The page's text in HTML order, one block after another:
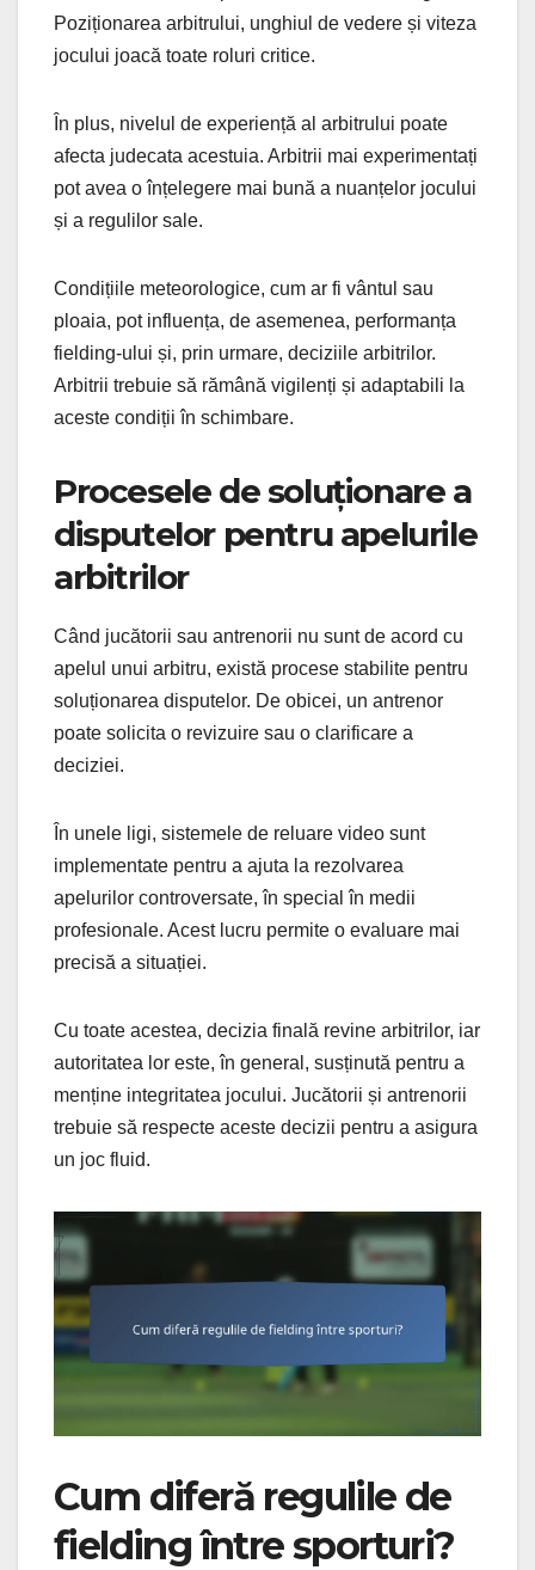
Poziționarea arbitrului, unghiul de vedere și viteza
jocului joacă toate roluri critice.
În plus, nivelul de experiență al arbitrului poate
afecta judecata acestuia. Arbitrii mai experimentați
pot avea o înțelegere mai bună a nuanțelor jocului
și a regulilor sale.
Condițiile meteorologice, cum ar fi vântul sau
ploaia, pot influența, de asemenea, performanța
fielding-ului și, prin urmare, deciziile arbitrilor.
Arbitrii trebuie să rămână vigilenți și adaptabili la
aceste condiții în schimbare.
Procesele de soluționare a
disputelor pentru apelurile
arbitrilor
Când jucătorii sau antrenorii nu sunt de acord cu
apelul unui arbitru, există procese stabilite pentru
soluționarea disputelor. De obicei, un antrenor
poate solicita o revizuire sau o clarificare a
deciziei.
În unele ligi, sistemele de reluare video sunt
implementate pentru a ajuta la rezolvarea
apelurilor controversate, în special în medii
profesionale. Acest lucru permite o evaluare mai
precisă a situației.
Cu toate acestea, decizia finală revine arbitrilor, iar
autoritatea lor este, în general, susținută pentru a
menține integritatea jocului. Jucătorii și antrenorii
trebuie să respecte aceste decizii pentru a asigura
un joc fluid.
Cum diferă regulile de
fielding între sporturi?